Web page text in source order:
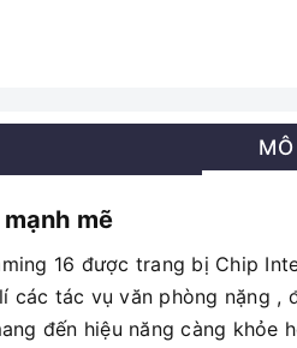
mẽ
16 được trang bị Chip
các tác vụ văn phòng nặng ,
đến hiệu năng càng khỏe